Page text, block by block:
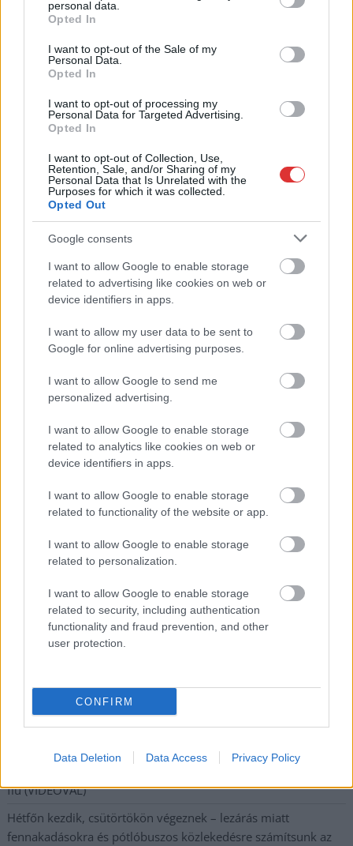
grant or deny consent to Google and its third-party tags to
use your data for below specified purposes in below Google
consent section.
personal data.
Opted In
I want to opt-out of the Sale of my
Personal Data.
Opted In
I want to opt-out of processing my
Personal Data for Targeted Advertising.
Opted In
I want to opt-out of Collection, Use,
Retention, Sale, and/or Sharing of my
Personal Data that Is Unrelated with the
Purposes for which it was collected.
Opted Out
Google consents
I want to allow Google to enable storage
related to advertising like cookies on web or
device identifiers in apps.
I want to allow my user data to be sent to
Google for online advertising purposes.
I want to allow Google to send me
personalized advertising.
I want to allow Google to enable storage
related to analytics like cookies on web or
device identifiers in apps.
I want to allow Google to enable storage
related to functionality of the website or app.
I want to allow Google to enable storage
related to personalization.
I want to allow Google to enable storage
related to security, including authentication
functionality and fraud prevention, and other
user protection.
CONFIRM
Data Deletion Data Access Privacy Policy
A Szolnok megyei gazdák nagyon nem akarták a
JÉGER további üzemeltetését
Ahogy korábban már írtunk róla, megyei szinten
alkalmazkodik a gazdálkodók döntéséhez az
Agrárminisztérium és a Nemzeti...
JNSZ megyei hírek
Hírlevél feliratkozás
Adja meg keresztnevét:
Adja
Megismertem és elfogadom aGDPR-szabályzatot
Nem szeretne lemaradni semmiről? Csak egy kattintás, és hírlevelünk a
legfrissebb információkkal és exkluzív tartalmakkal hétről hétre
postaládájába érkezik!
A SZOL24 legfrissebb 24 cikke
fiú (VIDEÓVAL)
Hétfőn kezdik, csütörtökön végeznek – lezárás miatt
fennakadásokra és pótlóbuszos közlekedésre számítsunk az